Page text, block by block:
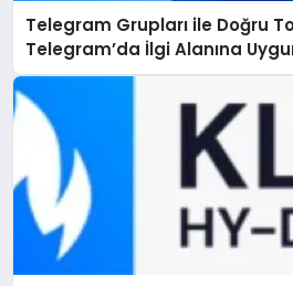
Telegram Grupları ile Doğru
Telegram’da İlgi Alanına